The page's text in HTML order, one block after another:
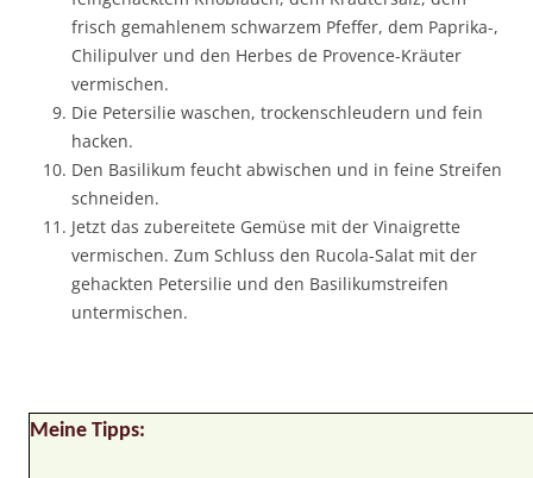
frisch gemahlenem schwarzem Pfeffer, dem Paprika-,
Chilipulver und den Herbes de Provence-Kräuter
vermischen.
Die Petersilie waschen, trockenschleudern und fein
hacken.
Den Basilikum feucht abwischen und in feine Streifen
schneiden.
Jetzt das zubereitete Gemüse mit der Vinaigrette
vermischen. Zum Schluss den Rucola-Salat mit der
gehackten Petersilie und den Basilikumstreifen
untermischen.
Meine Tipps: